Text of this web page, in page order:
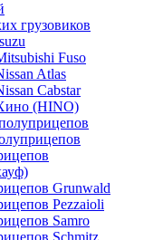
грузовиков
Fuso
Atlas
Cabstar
(HINO)
Grunwald
Pezzaioli
Samro
Schmitz